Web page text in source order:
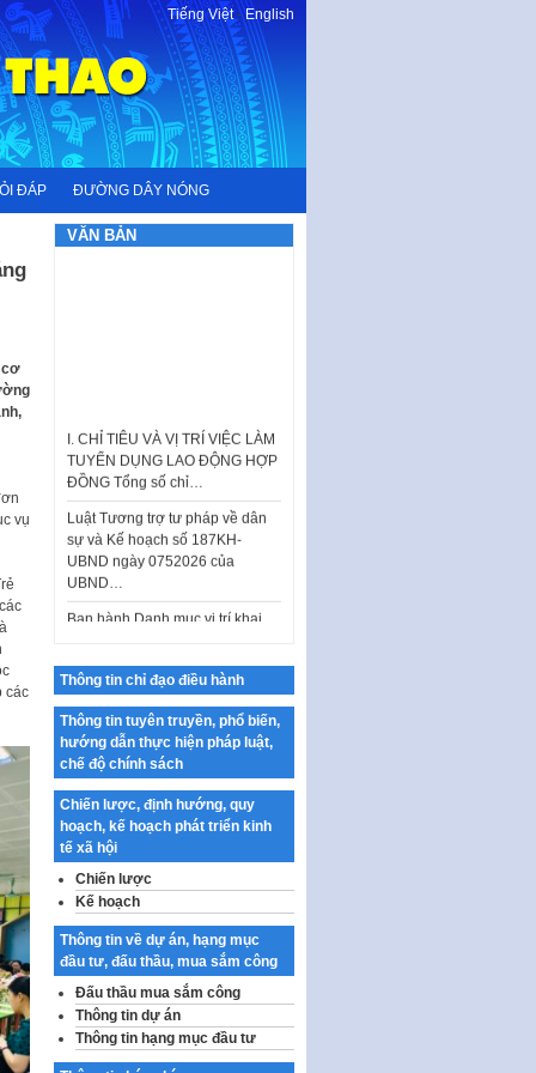
Tiếng Việt-English
ĐÁP ĐƯỜNG DÂY NÓNG
cơ
vụ
các
VĂN BẢN
ĐỒNG Tổng số chỉ…
Luật Tương trợ tư pháp về dân
sự và Kế hoạch số 187KH-
UBND ngày 0752026 của
UBND…
Ban hành Danh mục vị trí khai
thác quảng cáo trên địa bàn
thành phố Hà Nội
chính luận về bảo vệ nền tảng tư
tưởng của Đảng…
Công bố công khai dự toán kinh
phí xây dựng pháp luật, hoàn
thiện thể chế, chính…
Quy định về nghiên cứu, ứng
dụng khoa học, công nghệ, đổi
mới sáng tạo và chuyển…
Quy định chi tiết và hướng dẫn
thi hành một số điều của Luật Lý
lịch tư…
Sửa đổi, bổ sung một số nội
dung tại Nghị quyết số 30/NQ-
CP ngày 24 tháng 02…
Ban hành Chương trình hành
Thông tin chỉ đạo điều hành
Thông tin tuyên truyền, phổ biến,
hướng dẫn thực hiện pháp luật,
chế độ chính sách
Chiến lược, định hướng, quy
hoạch, kế hoạch phát triển kinh
tế xã hội
Chiến lược
Kế hoạch
Thông tin về dự án, hạng mục
đầu tư, đấu thầu, mua sắm công
Đấu thầu mua sắm công
Thông tin dự án
Thông tin hạng mục đầu tư